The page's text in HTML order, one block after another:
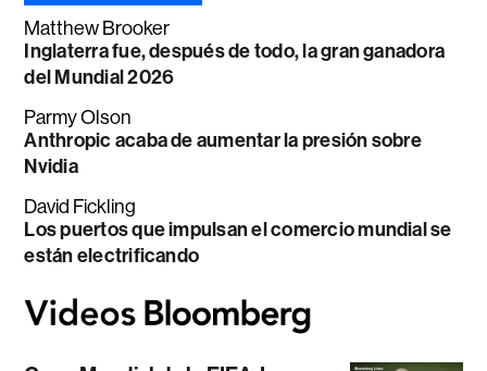
Matthew Brooker
Inglaterra fue, después de todo, la gran ganadora
del Mundial 2026
Parmy Olson
Anthropic acaba de aumentar la presión sobre
Nvidia
David Fickling
Los puertos que impulsan el comercio mundial se
están electrificando